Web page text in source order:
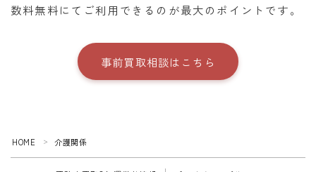
数料無料にてご利用できるのが最大のポイントです。
事前買取相談はこちら
HOME ＞ 介護関係